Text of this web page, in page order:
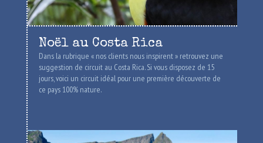
Noël au Costa Rica
Dans la rubrique « nos clients nous inspirent » retrouvez une
suggestion de circuit au Costa Rica. Si vous disposez de 15
jours, voici un circuit idéal pour une première découverte de
ce pays 100% nature.